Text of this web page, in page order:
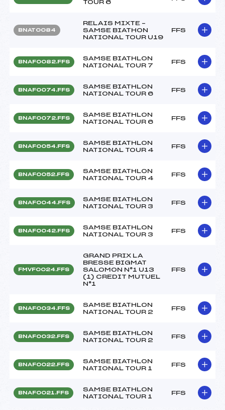
TOUR 6
BNAT0084
RELAIS MIXTE –
SAMSE BIATHON
NATIONAL TOUR U19
FFS
BNAF0082.FFS
SAMSE BIATHLON
NATIONAL TOUR 7
FFS
BNAF0074.FFS
SAMSE BIATHLON
NATIONAL TOUR 6
FFS
BNAF0072.FFS
SAMSE BIATHLON
NATIONAL TOUR 6
FFS
BNAF0054.FFS
SAMSE BIATHLON
NATIONAL TOUR 4
FFS
BNAF0052.FFS
SAMSE BIATHLON
NATIONAL TOUR 4
FFS
BNAF0044.FFS
SAMSE BIATHLON
NATIONAL TOUR 3
FFS
BNAF0042.FFS
SAMSE BIATHLON
NATIONAL TOUR 3
FFS
FMVF0024.FFS
GRAND PRIX LA
BRESSE BIGMAT
SALOMON N°1 U13
(1) CREDIT MUTUEL
N°1
FFS
BNAF0034.FFS
SAMSE BIATHLON
NATIONAL TOUR 2
FFS
BNAF0032.FFS
SAMSE BIATHLON
NATIONAL TOUR 2
FFS
BNAF0022.FFS
SAMSE BIATHLON
NATIONAL TOUR 1
FFS
BNAF0021.FFS
SAMSE BIATHLON
NATIONAL TOUR 1
FFS